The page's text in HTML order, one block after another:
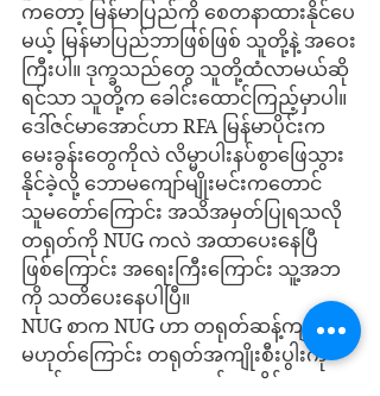
ကတော့ မြန်မာပြည်ကို စေတနာထားနိုင်ပေ
မယ့် မြန်မာပြည်ဘာဖြစ်ဖြစ် သူတို့နဲ့ အဝေး
ကြီးပါ။ ဒုက္ခသည်တွေ သူတို့ထံလာမယ်ဆို
ရင်သာ သူတို့က ခေါင်းထောင်ကြည့်မှာပါ။
ဒေါ်ဇင်မာအောင်ဟာ RFA မြန်မာပိုင်းက
မေးခွန်းတွေကိုလဲ လိမ္မာပါးနပ်စွာဖြေသွား
နိုင်ခဲ့လို့ ဘောမကျော်မျိုးမင်းကတောင်
သူမတော်ကြောင်း အသိအမှတ်ပြုရသလို
တရုတ်ကို NUG ကလဲ အထာပေးနေပြီ
ဖြစ်ကြောင်း အရေးကြီးကြောင်း သူ့အဘ
ကို သတိပေးနေပါပြီ။
NUG စာက NUG ဟာ တရုတ်ဆန့်ကျင်ရေး
မဟုတ်ကြောင်း တရုတ်အကျိုးစီးပွါးကို
လက်တွေ့ကျကျ ကာကွယ်ပေးနိုင်သူ